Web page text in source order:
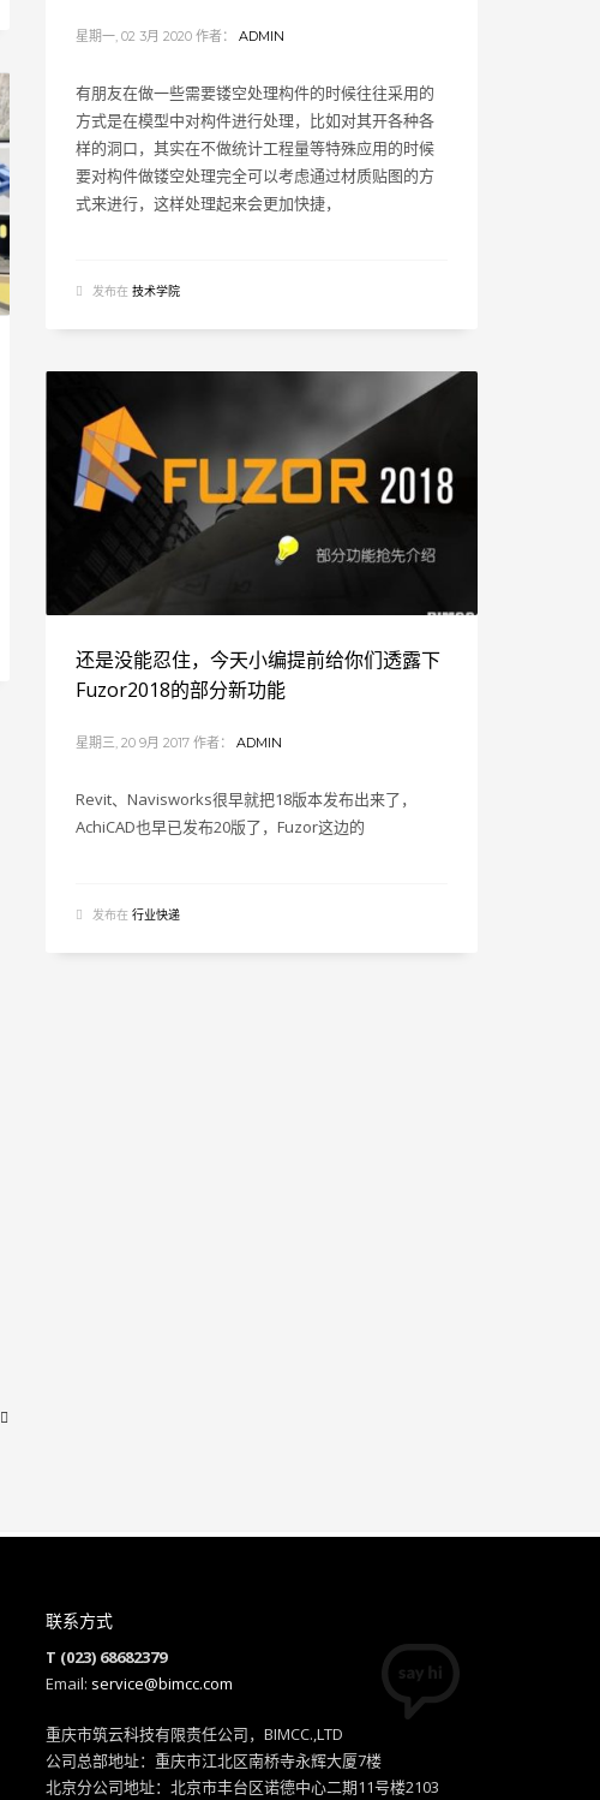
星期一, 02 3月 2020 作者： ADMIN
有朋友在做一些需要镂空处理构件的时候往往采用的
方式是在模型中对构件进行处理，比如对其开各种各
样的洞口，其实在不做统计工程量等特殊应用的时候
要对构件做镂空处理完全可以考虑通过材质贴图的方
式来进行，这样处理起来会更加快捷，
发布在 技术学院
还是没能忍住，今天小编提前给你们透露下
Fuzor2018的部分新功能
星期三, 20 9月 2017 作者： ADMIN
Revit、Navisworks很早就把18版本发布出来了，
AchiCAD也早已发布20版了，Fuzor这边的
发布在 行业快递
联系方式
T (023) 68682379
Email: service@bimcc.com
重庆市筑云科技有限责任公司，BIMCC.,LTD
公司总部地址：重庆市江北区南桥寺永辉大厦7楼
北京分公司地址：北京市丰台区诺德中心二期11号楼2103